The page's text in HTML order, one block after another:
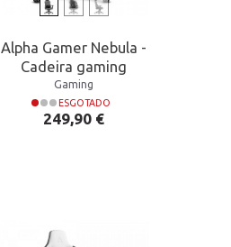
Alpha Gamer Nebula -
Cadeira gaming
Gaming
ESGOTADO
Preço
249,90 €